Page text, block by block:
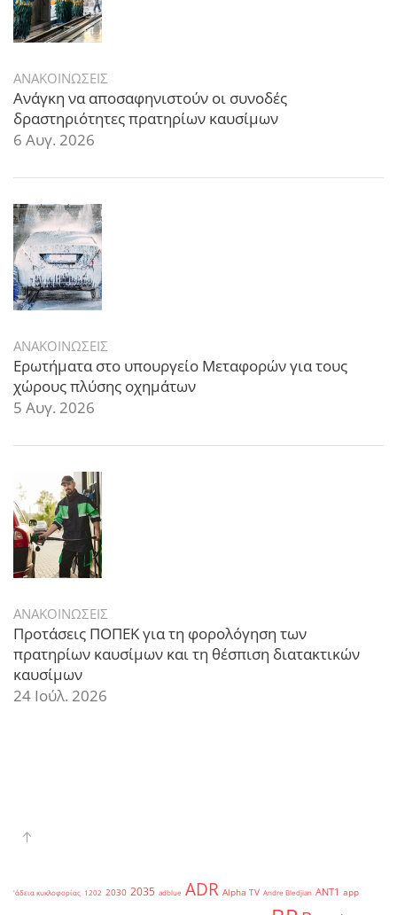
ΑΝΑΚΟΙΝΩΣΕΙΣ
Ανάγκη να αποσαφηνιστούν οι συνοδές
δραστηριότητες πρατηρίων καυσίμων
6 Αυγ. 2026
ΑΝΑΚΟΙΝΩΣΕΙΣ
Ερωτήματα στο υπουργείο Μεταφορών για τους
χώρους πλύσης οχημάτων
5 Αυγ. 2026
ΑΝΑΚΟΙΝΩΣΕΙΣ
Προτάσεις ΠΟΠΕΚ για τη φορολόγηση των
πρατηρίων καυσίμων και τη θέσπιση διατακτικών
καυσίμων
24 Ιούλ. 2026
'άδεια κυκλοφορίας 1202 2030 2035 adblue ADR Alpha TV Andre Bledjian ANT1 app